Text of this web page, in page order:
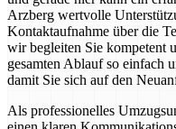
Arzberg wertvolle
Kontaktaufnahme über die
wir begleiten Sie kompetent
gesamten Ablauf so einfach
damit Sie sich auf den
Als professionelles